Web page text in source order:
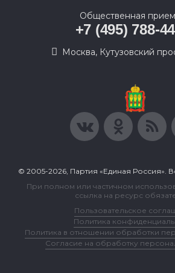
Общественная
+7 (495) 788-
Москва, Кутузовский
© 2005-2026, Партия «Единая Россия».
При полном или частичном
ссылка на ресурс
Пользовательское
Политика
Политика в отношении обработки
Согласие на обработку